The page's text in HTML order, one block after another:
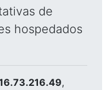
de
hospedados
,